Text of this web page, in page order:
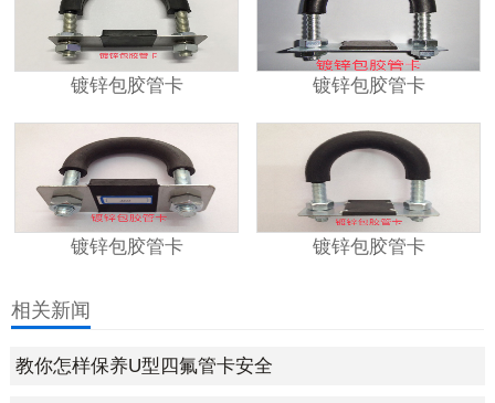
镀锌包胶管卡 镀锌包胶管卡
镀锌包胶管卡 镀锌包胶管卡
相关新闻
教你怎样保养U型四氟管卡安全